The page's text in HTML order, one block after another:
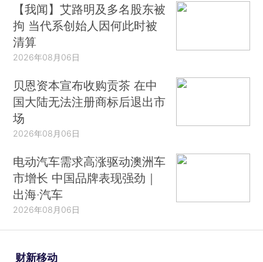
【我闻】艾路明及多名股东被
拘 当代系创始人因何此时被
清算
2026年08月06日
贝恩资本宣布收购贡茶 在中
国大陆无法注册商标后退出市
场
2026年08月06日
电动汽车需求高涨驱动澳洲车
市增长 中国品牌表现强劲｜
出海·汽车
2026年08月06日
财新移动